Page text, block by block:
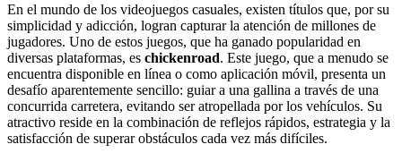
En el mundo de los videojuegos casuales, existen títulos que, por su
simplicidad y adicción, logran capturar la atención de millones de
jugadores. Uno de estos juegos, que ha ganado popularidad en
diversas plataformas, es chickenroad. Este juego, que a menudo se
encuentra disponible en línea o como aplicación móvil, presenta un
desafío aparentemente sencillo: guiar a una gallina a través de una
concurrida carretera, evitando ser atropellada por los vehículos. Su
atractivo reside en la combinación de reflejos rápidos, estrategia y la
satisfacción de superar obstáculos cada vez más difíciles.